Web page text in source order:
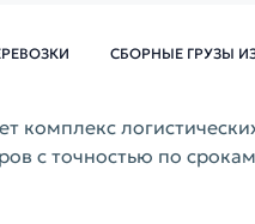
СБОРНЫЕ ГРУЗЫ
комплекс
с точностью по